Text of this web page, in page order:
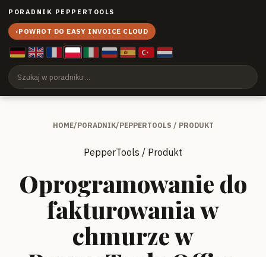
PORADNIK PEPPERTOOLS
‹POWROT DO EASY INVOICE CLOUD
HOME/PORADNIK/PEPPERTOOLS / PRODUKT
PepperTools / Produkt
Oprogramowanie do
fakturowania w
chmurze w